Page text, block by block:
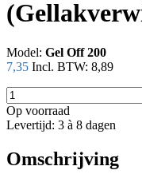
Model: Gel Off 200
7,35 Incl. BTW: 8,89
Op voorraad
Levertijd: 3 à 8 dagen
Omschrijving